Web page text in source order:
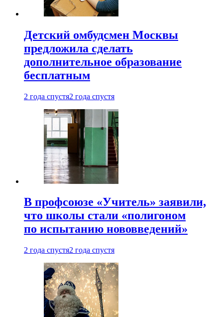
Детский омбудсмен Москвы
предложила сделать
дополнительное образование
бесплатным
2 года спустя2 года спустя
В профсоюзе «Учитель» заявили,
что школы стали «полигоном
по испытанию нововведений»
2 года спустя2 года спустя